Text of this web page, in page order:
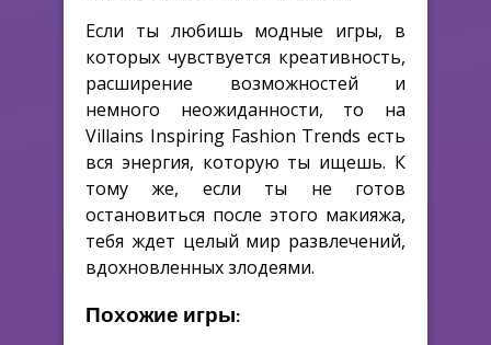
Если ты любишь модные игры, в
которых чувствуется креативность,
расширение возможностей и
немного неожиданности, то на
Villains Inspiring Fashion Trends есть
вся энергия, которую ты ищешь. К
тому же, если ты не готов
остановиться после этого макияжа,
тебя ждет целый мир развлечений,
вдохновленных злодеями.
Похожие игры: